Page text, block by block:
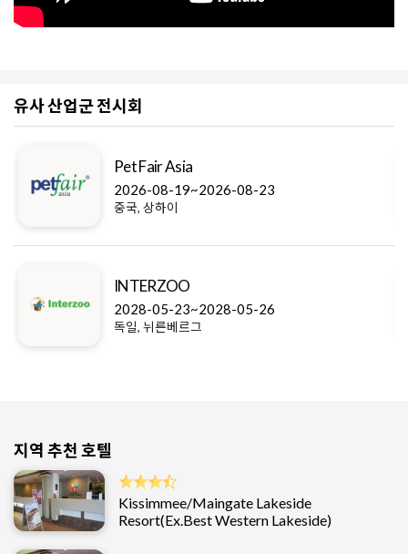
유사 산업군 전시회
Pet Fair Asia
2026-08-19~2026-08-23
중국, 상하이
INTERZOO
2028-05-23~2028-05-26
독일, 뉘른베르그
지역 추천 호텔
Kissimmee/Maingate Lakeside
Resort(Ex.Best Western Lakeside)